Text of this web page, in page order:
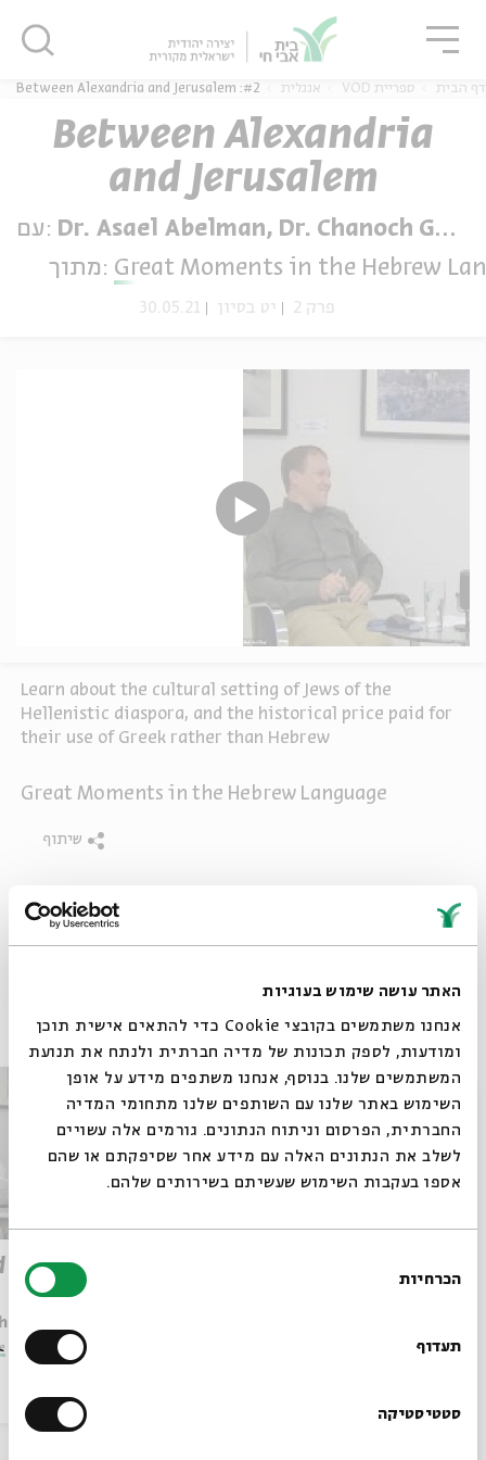
האתר עושה שימוש בעוגיות
אנחנו משתמשים בקובצי Cookie כדי להתאים אישית תוכן
ומודעות, לספק תכונות של מדיה חברתית ולנתח את תנועת
המשתמשים שלנו. בנוסף, אנחנו משתפים מידע על אופן
השימוש באתר שלנו עם השותפים שלנו מתחומי המדיה
החברתית, הפרסום וניתוח הנתונים. גורמים אלה עשויים
לשלב את הנתונים האלה עם מידע אחר שסיפקתם או שהם
אספו בעקבות השימוש שעשיתם בשירותים שלהם.
הסכמה
הכרחיות
תעדוף
סטטיסטיקה
אנגלית
דף הבית ספריית VOD אנגלית #2: Between Alexandria and Jerusalem
Between Alexandria
and Jerusalem
עם: Dr. Asael Abelman, Dr. Chanoch Gamliel
מתוך: Great Moments in the Hebrew
30.05.21 יט בסיון פרק 2
Learn about the cultural setting of Jews of the
Hellenistic diaspora, and the historical price paid for
their use of Greek rather than Hebrew
Great Moments in the Hebrew Language
שיתוף
תגיות:History Linguistics
פרקים נוספים בסדרה
Gamliel
06.06.21
סגור
סגור